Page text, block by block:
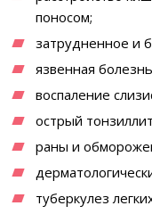
поносом;
затрудненное и
язвенная
воспаление
острый
раны и
туберкулез